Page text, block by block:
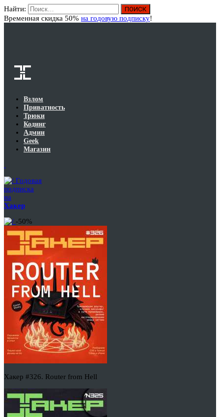
Найти:
Временная скидка 50% на годовую подписку!
Взлом
Приватность
Трюки
Кодинг
Админ
Geek
Магазин
Годовая
подписка
на
Хакер
-50%
Хакер #326. Router from Hell